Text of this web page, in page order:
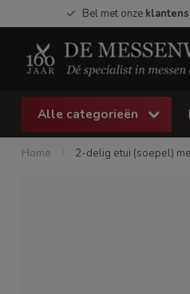
Bel met onze
Alle categorieën
Home / 2-delig etui (soepel)